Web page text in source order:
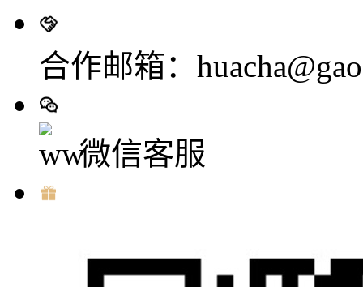
合作邮箱：
微信客服